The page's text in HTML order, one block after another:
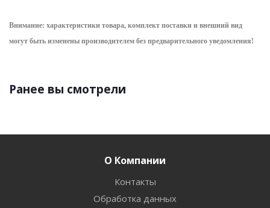
Внимание: характеристики товара, комплект поставки и внешний вид
могут быть изменены производителем без предварительного уведомления!
Ранее вы смотрели
О Компании
Контакты
Обработка данных